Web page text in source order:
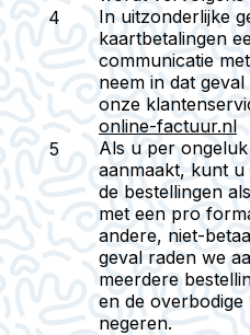
In uitzonderlijke
kaartbetalingen
communicatie
neem in dat
onze
online-factuur.nl
Als u per
aanmaakt, kunt
de bestellingen
met een pro
andere, niet-
geval raden we
meerdere
en de
negeren.